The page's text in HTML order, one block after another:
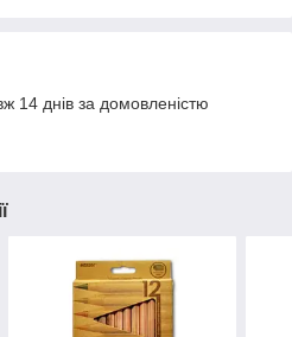
14 днів за домовленістю